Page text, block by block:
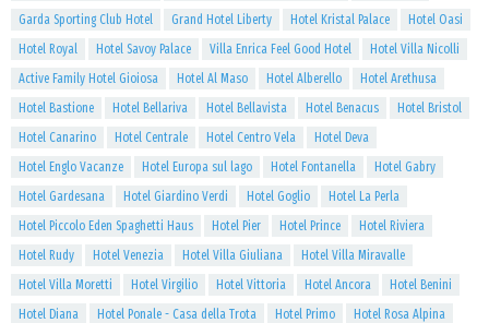
Garda Sporting Club Hotel
Grand Hotel Liberty Hotel Kristal Palace
Hotel Oasi
Hotel Royal
Hotel Savoy Palace Villa Enrica Feel Good Hotel
Hotel Villa Nicolli
Active Family Hotel Gioiosa
Hotel Al Maso Hotel Alberello
Hotel Arethusa
Hotel Bastione
Hotel Bellariva Hotel Bellavista Hotel Benacus
Hotel Bristol
Hotel Canarino
Hotel Centrale Hotel Centro Vela
Hotel Deva
Hotel Englo Vacanze
Hotel Europa sul lago Hotel Fontanella
Hotel Gabry
Hotel Gardesana
Hotel Giardino Verdi Hotel Goglio
Hotel La Perla
Hotel Piccolo Eden Spaghetti Haus
Hotel Pier Hotel Prince
Hotel Riviera
Hotel Rudy
Hotel Venezia Hotel Villa Giuliana
Hotel Villa Miravalle
Hotel Villa Moretti
Hotel Virgilio Hotel Vittoria Hotel Ancora
Hotel Benini
Hotel Diana
Hotel Ponale - Casa della Trota Hotel Primo
Hotel Rosa Alpina